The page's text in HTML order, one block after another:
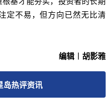
定不易，但方向已然无比清
编辑︱胡影雅
岛热评资讯